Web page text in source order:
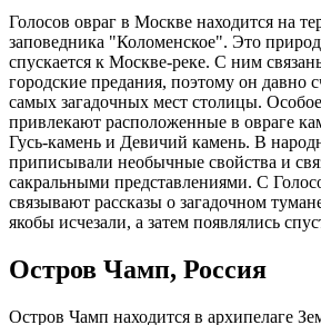
Голосов овраг в Москве находится на
заповедника "Коломенское". Это
спускается к Москве-реке. С ним
городские предания, поэтому он давно
самых загадочных мест столицы.
привлекают расположенные в овраге
Гусь-камень и Девичий камень. В
приписывали необычные свойства и
сакральными представлениями. С
связывают рассказы о загадочном
якобы исчезали, а затем появлялись
Остров Чамп, Россия
Остров Чамп находится в архипелаге